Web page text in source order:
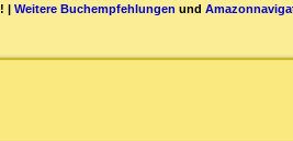
! | Weitere Buchempfehlungen und